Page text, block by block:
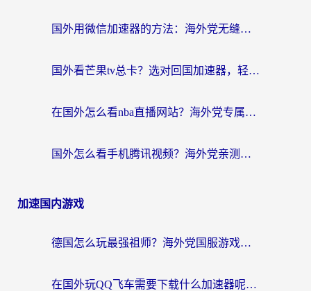
国外用微信加速器的方法：海外党无缝连接国内生活的实用指南
国外看芒果tv总卡？选对回国加速器，轻松追《浪姐》不费劲
在国外怎么看nba直播网站？海外党专属体育观赛指南，告别地区限制！
国外怎么看手机腾讯视频？海外党亲测有效的追剧加速器选择指南
加速国内游戏
德国怎么玩最强祖师？海外党国服游戏加速器选择全攻略（附宝可梦Online实测）
在国外玩QQ飞车需要下载什么加速器呢？海外党亲测有效的国服游戏加速指南